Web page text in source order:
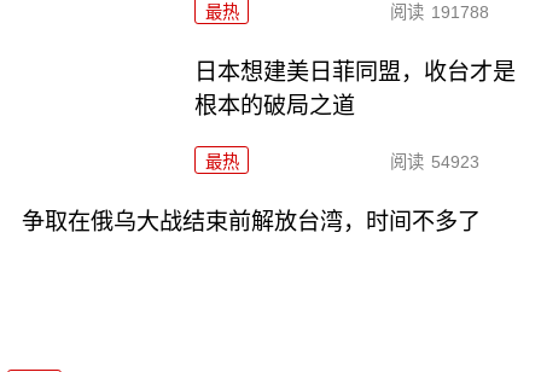
最热 阅读 191788
日本想建美日菲同盟，收台才是
根本的破局之道
最热 阅读 54923
争取在俄乌大战结束前解放台湾，时间不多了